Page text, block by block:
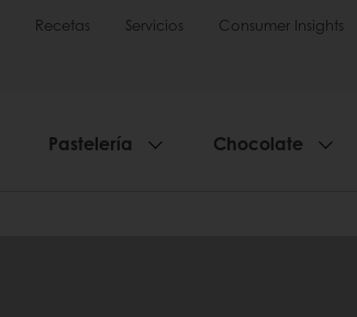
Recetas Servicios Consumer Insights
Pastelería Chocolate